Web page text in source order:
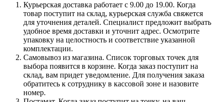
Курьерская доставка работает с 9.00 до 19.00. Когда
товар поступит на склад, курьерская служба свяжется
для уточнения деталей. Специалист предложит выбрать
удобное время доставки и уточнит адрес. Осмотрите
упаковку на целостность и соответствие указанной
комплектации.
Самовывоз из магазина. Список торговых точек для
выбора появится в корзине. Когда заказ поступит на
склад, вам придет уведомление. Для получения заказа
обратитесь к сотруднику в кассовой зоне и назовите
номер.